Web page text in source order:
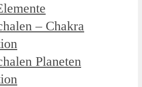
– Chakra
Planeten